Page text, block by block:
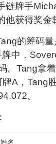
链牌手
他获得奖金
的筹码
中，
。Tang拿
A，Tang
。
名